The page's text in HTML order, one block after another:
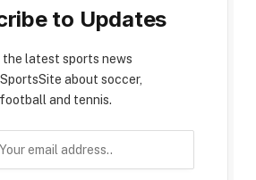
to Updates
the latest sports news
about soccer,
football and tennis.